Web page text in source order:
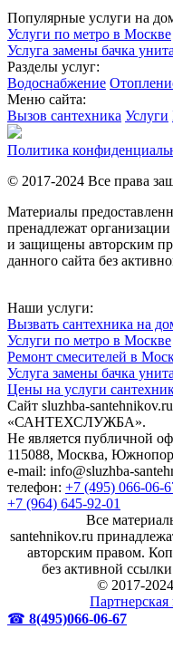
Популярные услуги на
Услуги по метро в Москве
Услуга замены бачка
Разделы услуг:
Водоснабжение
Меню сайта:
Вызов сантехника Услуги
Политика
© 2017-2024 Все права
Материалы
пренадлежат
и защищены авторским
данного сайта без
Наши услуги:
Вызвать сантехника на
Услуги по метро в Москве
Ремонт смесителей в
Услуга замены бачка
Цены на услуги
Сайт sluzhba-
«САНТЕХСЛУЖБА».
Не является публичной
115088, Москва,
e-mail: info@sluzhba-
телефон: +7 (495) 066-06-
+7 (964) 645-92-01
Все
santehnikov.ru
авторским правом.
без активной
© 2017-
☎ 8(495)066-06-67